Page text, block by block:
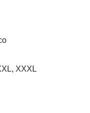
XXXL